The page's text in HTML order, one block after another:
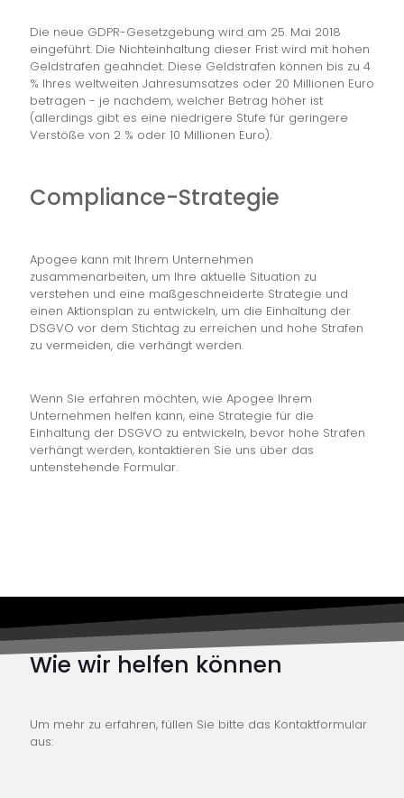
Die neue GDPR-Gesetzgebung wird am 25. Mai 2018
eingeführt. Die Nichteinhaltung dieser Frist wird mit hohen
Geldstrafen geahndet. Diese Geldstrafen können bis zu 4
% Ihres weltweiten Jahresumsatzes oder 20 Millionen Euro
betragen - je nachdem, welcher Betrag höher ist
(allerdings gibt es eine niedrigere Stufe für geringere
Verstöße von 2 % oder 10 Millionen Euro).
Compliance-Strategie
Apogee kann mit Ihrem Unternehmen
zusammenarbeiten, um Ihre aktuelle Situation zu
verstehen und eine maßgeschneiderte Strategie und
einen Aktionsplan zu entwickeln, um die Einhaltung der
DSGVO vor dem Stichtag zu erreichen und hohe Strafen
zu vermeiden, die verhängt werden.
Wenn Sie erfahren möchten, wie Apogee Ihrem
Unternehmen helfen kann, eine Strategie für die
Einhaltung der DSGVO zu entwickeln, bevor hohe Strafen
verhängt werden, kontaktieren Sie uns über das
untenstehende Formular.
Wie wir helfen können
Um mehr zu erfahren, füllen Sie bitte das Kontaktformular
aus: